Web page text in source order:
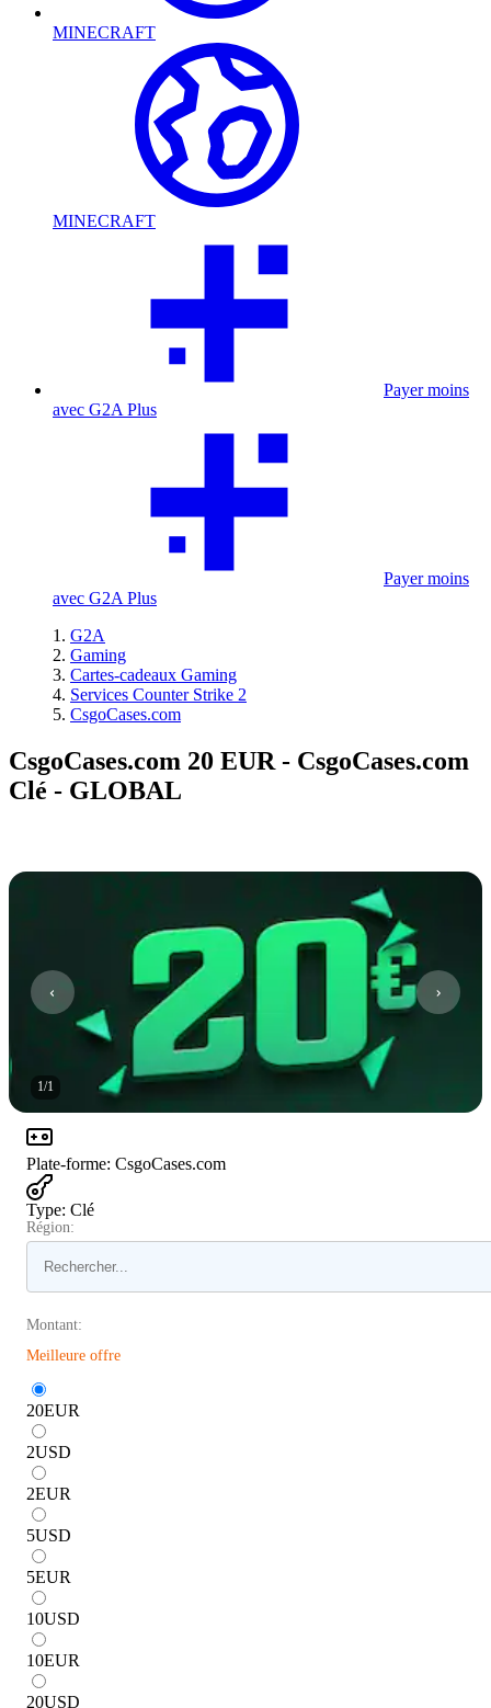
MINECRAFT
MINECRAFT
Payer moins
avec G2A Plus
Payer moins
avec G2A Plus
G2A
Gaming
Cartes-cadeaux Gaming
Services Counter Strike 2
CsgoCases.com
CsgoCases.com 20 EUR - CsgoCases.com
Clé - GLOBAL
1/1
Plate-forme: CsgoCases.com
Type: Clé
Région:
Montant:
Meilleure offre
20EUR
2USD
2EUR
5USD
5EUR
10USD
10EUR
20USD